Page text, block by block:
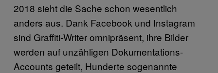
2018 sieht die Sache schon wesentlich
anders aus. Dank Facebook und Instagram
sind Graffiti-Writer omnipräsent, ihre Bilder
werden auf unzähligen Dokumentations-
Accounts geteilt, Hunderte sogenannte